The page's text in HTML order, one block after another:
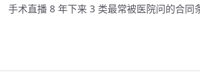
手术直播 8 年下来 3 类最常被医院问的合同